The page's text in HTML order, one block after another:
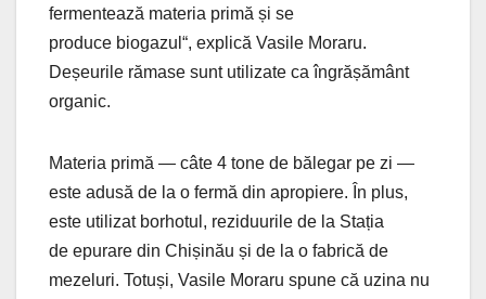
fermentează materia primă și se
produce biogazul“, explică Vasile Moraru.
Deșeurile rămase sunt utilizate ca îngrășământ
organic.
Materia primă — câte 4 tone de bălegar pe zi —
este adusă de la o fermă din apropiere. În plus,
este utilizat borhotul, reziduurile de la Stația
de epurare din Chișinău și de la o fabrică de
mezeluri. Totuși, Vasile Moraru spune că uzina nu